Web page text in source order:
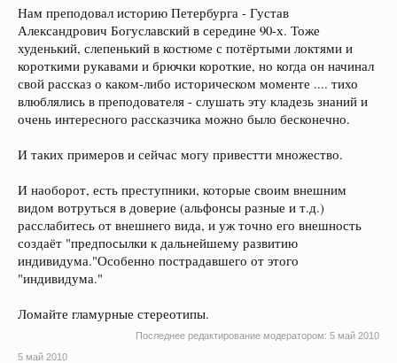
Нам преподовал историю Петербурга - Густав
Александрович Богуславский в середине 90-х. Тоже
худенький, слепенький в костюме с потёртыми локтями и
короткими рукавами и брючки короткие, но когда он начинал
свой рассказ о каком-либо историческом моменте .... тихо
влюблялись в преподователя - слушать эту кладезь знаний и
очень интересного рассказчика можно было бесконечно.
И таких примеров и сейчас могу привестти множество.
И наоборот, есть преступники, которые своим внешним
видом вотруться в доверие (альфонсы разные и т.д.)
расслабитесь от внешнего вида, и уж точно его внешность
создаёт "предпосылки к дальнейшему развитию
индивидума."Особенно пострадавшего от этого
"индивидума."
Ломайте гламурные стереотипы.
Последнее редактирование модератором: 5 май 2010
5 май 2010